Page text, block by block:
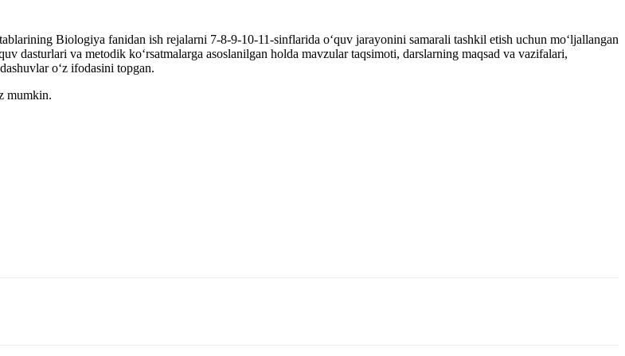
Biologiya fanidan ish rejalarni 7-8-9-10-11-sinflarida o‘quv jarayonini samarali tashkil etish uchun mo‘ljallangan
dasturlari va metodik ko‘rsatmalarga asoslanilgan holda mavzular taqsimoti, darslarning maqsad va vazifalari,
o‘z ifodasini topgan.
mumkin.